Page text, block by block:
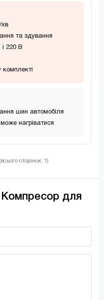
хв
та здування
220 В
комплекті
шин автомобіля
нагріватися
сторінок: 1)
Компресор для